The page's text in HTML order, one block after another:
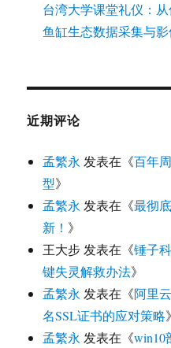
台湾大学课堂礼仪：
鱼缸生态数据采集与
近期评论
孟繁永 发表在《百年
型》
孟繁永 发表在《最彻
新！ 》
王大步 发表在《锤子
键失灵解救办法》
孟繁永 发表在《阿里
名SSL证书的应对策略》
孟繁永 发表在《win10